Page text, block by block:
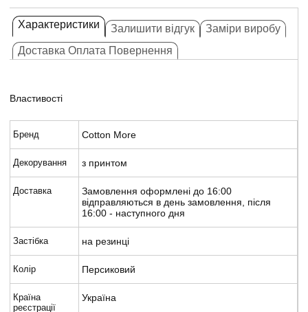
Характеристики Залишити відгук
Заміри виробу
Доставка Оплата Повернення
Властивості
Бренд Cotton More
Декорування з принтом
Доставка
Замовлення оформлені до 16:00
відправляються в день замовлення, після
16:00 - наступного дня
Застібка на резинці
Колір Персиковий
Країна
реєстрації
Україна